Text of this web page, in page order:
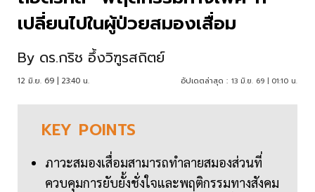
เปลี่ยนไปในผู้ป่วยสมองเสื่อม
By ดร.กริช อึ้งวิฑูรสถิตย์
12 มิ.ย. 69 | 23:40 น. อัปเดตล่าสุด : 13 มิ.ย. 69 | 01:10 น.
KEY POINTS
ภาวะสมองเสื่อมสามารถทำลายสมองส่วนที่
ควบคุมการยับยั้งชั่งใจและพฤติกรรมทางสังคม